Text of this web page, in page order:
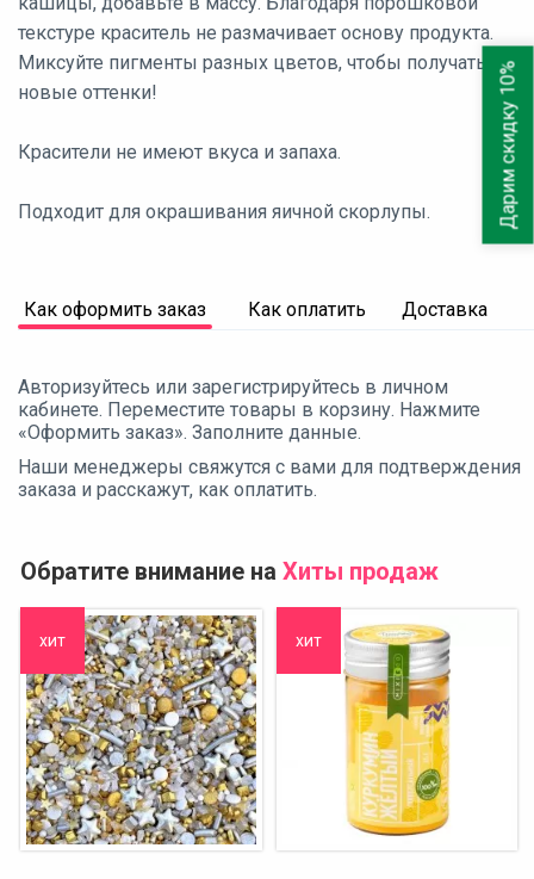
текстуре краситель не размачивает основу продукта.
Миксуйте пигменты разных цветов, чтобы получать
новые оттенки!
Красители не имеют вкуса и запаха.
Подходит для окрашивания яичной скорлупы.
Как оформить заказ Как оплатить Доставка
Авторизуйтесь или зарегистрируйтесь в личном
кабинете. Переместите товары в корзину. Нажмите
«Оформить заказ». Заполните данные.
Наши менеджеры свяжутся с вами для подтверждения
заказа и расскажут, как оплатить.
Обратите внимание на Хиты продаж
хит хит
Дарим скидку 10%